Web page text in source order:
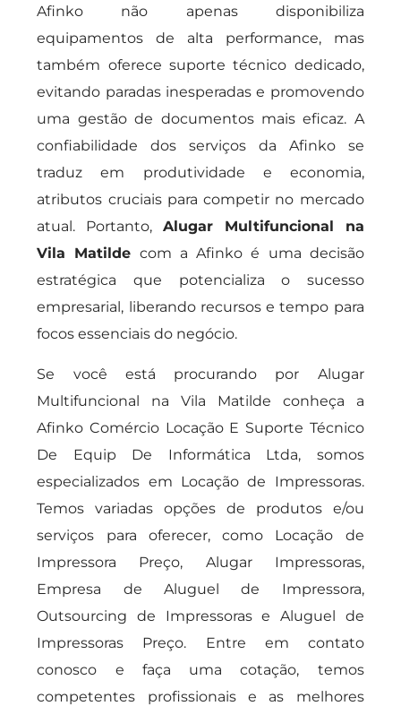
Afinko não apenas disponibiliza
equipamentos de alta performance, mas
também oferece suporte técnico dedicado,
evitando paradas inesperadas e promovendo
uma gestão de documentos mais eficaz. A
confiabilidade dos serviços da Afinko se
traduz em produtividade e economia,
atributos cruciais para competir no mercado
atual. Portanto, Alugar Multifuncional na
Vila Matilde com a Afinko é uma decisão
estratégica que potencializa o sucesso
empresarial, liberando recursos e tempo para
focos essenciais do negócio.
Se você está procurando por Alugar
Multifuncional na Vila Matilde conheça a
Afinko Comércio Locação E Suporte Técnico
De Equip De Informática Ltda, somos
especializados em Locação de Impressoras.
Temos variadas opções de produtos e/ou
serviços para oferecer, como Locação de
Impressora Preço, Alugar Impressoras,
Empresa de Aluguel de Impressora,
Outsourcing de Impressoras e Aluguel de
Impressoras Preço. Entre em contato
conosco e faça uma cotação, temos
competentes profissionais e as melhores